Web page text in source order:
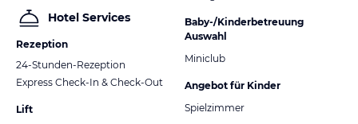
Hotel Services
Rezeption
24-Stunden-Rezeption
Express Check-In & Check-Out
Lift
Baby-/Kinderbetreuung
Auswahl
Miniclub
Angebot für Kinder
Spielzimmer